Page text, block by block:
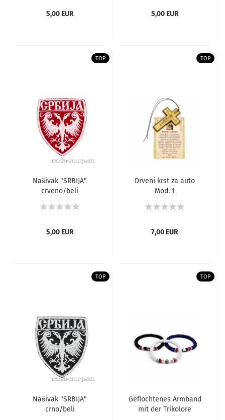
5,00 EUR 5,00 EUR
TOP
Našivak "SRBIJA"
crveno/beli
5,00 EUR
TOP
Drveni krst za auto
Mod. 1
7,00 EUR
TOP
Našivak "SRBIJA"
crno/beli
TOP
Geflochtenes Armband
mit der Trikolore